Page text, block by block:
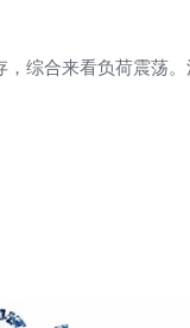
，综合来看负荷震荡
：多PTA空MEG止盈